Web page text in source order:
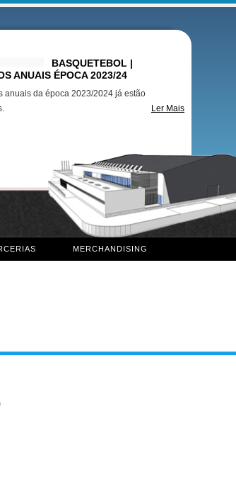
BASQUETEBOL |
ANUAIS ÉPOCA 2023/24
anuais da época 2023/2024 já estão
Ler Mais
MERCHANDISING